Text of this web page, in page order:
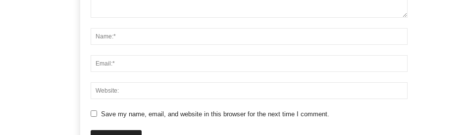
Save my name, email, and website in this browser for the next time I comment.